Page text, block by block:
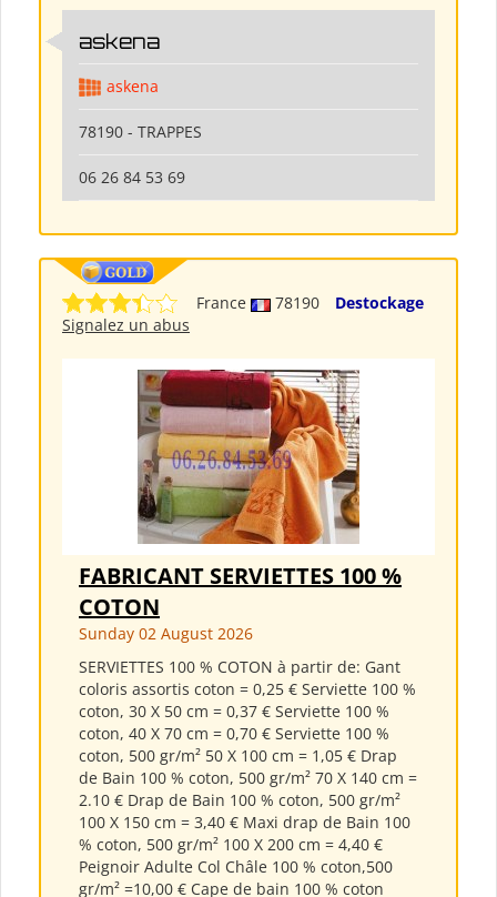
askena
askena
78190 - TRAPPES
06 26 84 53 69
France 78190
Destockage
Signalez un abus
FABRICANT SERVIETTES 100 %
COTON
Sunday 02 August 2026
SERVIETTES 100 % COTON à partir de: Gant
coloris assortis coton = 0,25 € Serviette 100 %
coton, 30 X 50 cm = 0,37 € Serviette 100 %
coton, 40 X 70 cm = 0,70 € Serviette 100 %
coton, 500 gr/m² 50 X 100 cm = 1,05 € Drap
de Bain 100 % coton, 500 gr/m² 70 X 140 cm =
2.10 € Drap de Bain 100 % coton, 500 gr/m²
100 X 150 cm = 3,40 € Maxi drap de Bain 100
% coton, 500 gr/m² 100 X 200 cm = 4,40 €
Peignoir Adulte Col Châle 100 % coton,500
gr/m² =10,00 € Cape de bain 100 % coton